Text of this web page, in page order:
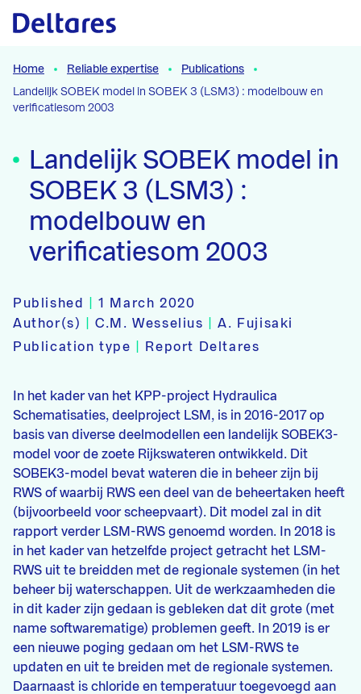
Naar hoofdcontent
Home Reliable expertise
Publications
Landelijk SOBEK model in SOBEK 3 (LSM3) : modelbouw en
verificatiesom 2003
Landelijk SOBEK model in
SOBEK 3 (LSM3) :
modelbouw en
verificatiesom 2003
Published |1 March 2020
Author(s)
|C.M. Wesselius |A. Fujisaki
Publication type
Report Deltares
In het kader van het KPP-project Hydraulica
Schematisaties, deelproject LSM, is in 2016-2017 op
basis van diverse deelmodellen een landelijk SOBEK3-
model voor de zoete Rijkswateren ontwikkeld. Dit
SOBEK3-model bevat wateren die in beheer zijn bij
RWS of waarbij RWS een deel van de beheertaken heeft
(bijvoorbeeld voor scheepvaart). Dit model zal in dit
rapport verder LSM-RWS genoemd worden. In 2018 is
in het kader van hetzelfde project getracht het LSM-
RWS uit te breidden met de regionale systemen (in het
beheer bij waterschappen. Uit de werkzaamheden die
in dit kader zijn gedaan is gebleken dat dit grote (met
name softwarematige) problemen geeft. In 2019 is er
een nieuwe poging gedaan om het LSM-RWS te
updaten en uit te breiden met de regionale systemen.
Daarnaast is chloride en temperatuur toegevoegd aan